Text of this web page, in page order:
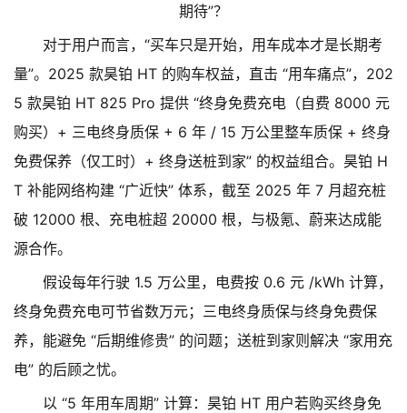
对于用户而言，“买车只是开始，用车成本才是长期考
量”。2025 款昊铂 HT 的购车权益，直击 “用车痛点”，202
5 款昊铂 HT 825 Pro 提供 “终身免费充电（自费 8000 元
购买）+ 三电终身质保 + 6 年 / 15 万公里整车质保 + 终身
免费保养（仅工时）+ 终身送桩到家” 的权益组合。昊铂 H
T 补能网络构建 “广近快” 体系，截至 2025 年 7 月超充桩
破 12000 根、充电桩超 20000 根，与极氪、蔚来达成能
源合作。
假设每年行驶 1.5 万公里，电费按 0.6 元 /kWh 计算，
终身免费充电可节省数万元；三电终身质保与终身免费保
养，能避免 “后期维修贵” 的问题；送桩到家则解决 “家用充
电” 的后顾之忧。
以 “5 年用车周期” 计算：昊铂 HT 用户若购买终身免